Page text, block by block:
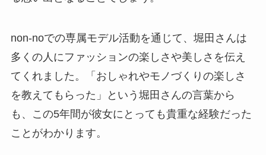
non-noでの専属モデル活動を通じて、堀田さんは
多くの人にファッションの楽しさや美しさを伝え
てくれました。「おしゃれやモノづくりの楽しさ
を教えてもらった」という堀田さんの言葉から
も、この5年間が彼女にとっても貴重な経験だった
ことがわかります。